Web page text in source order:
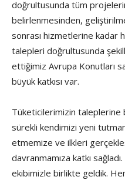
doğrultusunda tüm
belirlenmesinden,
sonrası hizmetlerine kadar
talepleri doğrultusunda
ettiğimiz Avrupa Konutları
büyük katkısı var.
Tüketicilerimizin taleplerine
sürekli kendimizi yeni
etmemize ve ilkleri
davranmamıza katkı
ekibimizle birlikte geldik.